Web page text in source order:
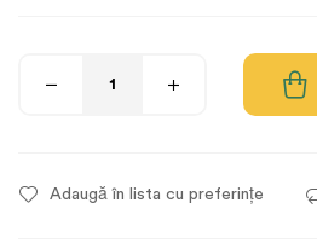
Adaugă în lista cu preferințe